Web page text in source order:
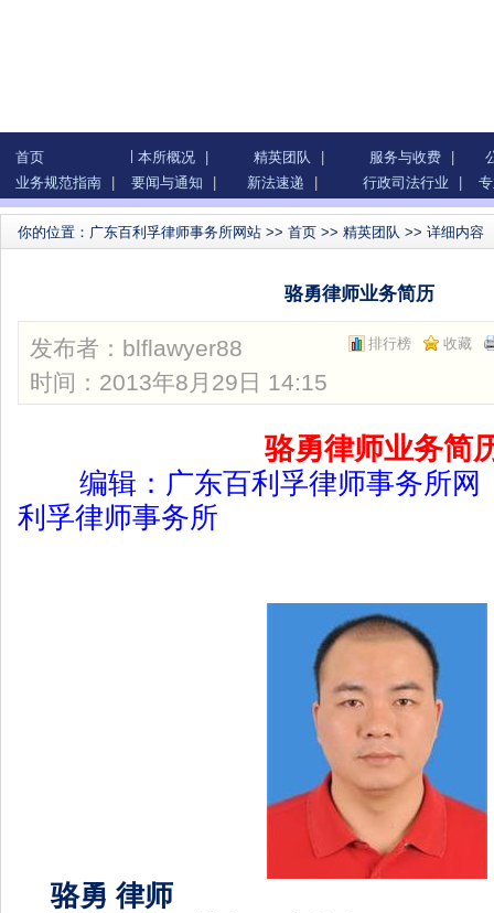
首页 本所概况 精英团队 服务与收费
业务规范指南
要闻与通知 新法速递 行政司法行业
你的位置： 广东百利孚律师事务所网站 >> 首页 >> 精英团队 >> 详细内容
骆勇律师业务简历
排行榜 收藏
发布者： blflawyer88
时间：2013年8月29日 14:15
骆勇律师业务简
编辑： 广东百利孚律师事务所网
利孚律师事务所
骆勇 律师